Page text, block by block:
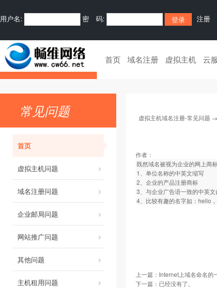
用户名: 密 码: 注册
首页 域名注册 虚拟主机 云
常见问题
首页
虚拟主机问题
域名注册问题
企业邮局问题
网站推广问题
其他问题
主机租用问题
虚拟主机域名注册-常见问题
作者：
既然域名被视为企业的网上商
1、单位名称的中英文缩写
2、企业的产品注册商标
3、与企业广告语一致的中英
4、比较有趣的名字如：hello
上一篇： Internet上域名命名的
下一篇：已经没有了。